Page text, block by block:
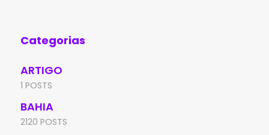
Categorias
ARTIGO
1 POSTS
BAHIA
2120 POSTS